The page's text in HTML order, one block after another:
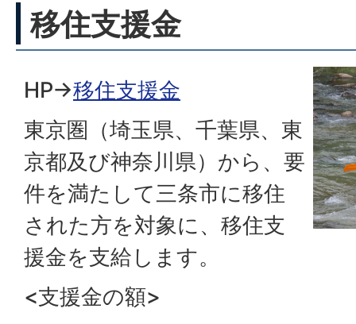
移住支援金
HP→移住支援金
東京圏（埼玉県、千葉県、東
京都及び神奈川県）から、要
件を満たして三条市に移住
された方を対象に、移住支
援金を支給します。
<支援金の額>